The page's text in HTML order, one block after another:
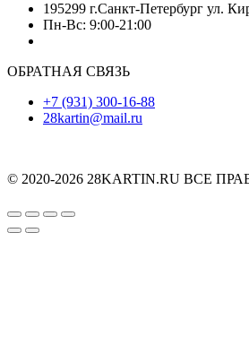
195299
Пн-Вс: 9:00-21:00
ОБРАТНАЯ СВЯЗЬ
+7 (931) 300-16-88
28kartin@mail.ru
© 2020-2026 28KARTIN.RU ВСЕ